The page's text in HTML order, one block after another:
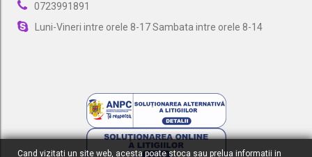
0723991891
Luni-Vineri intre orele 8-17 Sambata intre orele 8-14
Cand vizitati un site web, acesta poate stoca sau prelua informatii in